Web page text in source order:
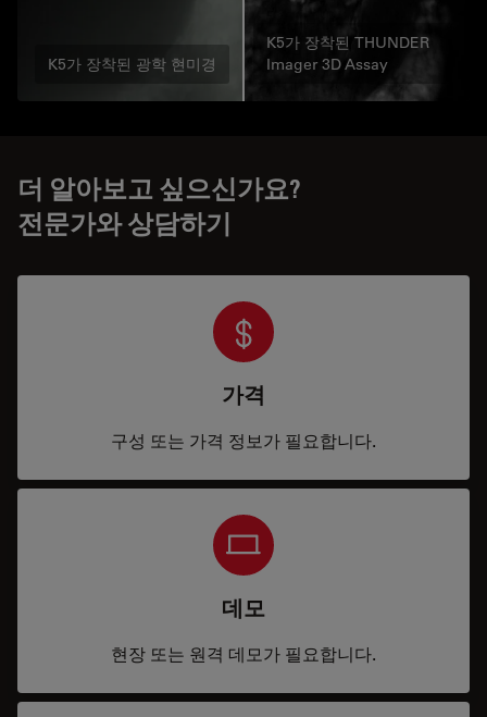
K5가 장착된 광학 현미경
K5가 장착된 THUNDER
Imager 3D Assay
더 알아보고 싶으신가요?
전문가와 상담하기
가격
구성 또는 가격 정보가 필요합니다.
데모
현장 또는 원격 데모가 필요합니다.